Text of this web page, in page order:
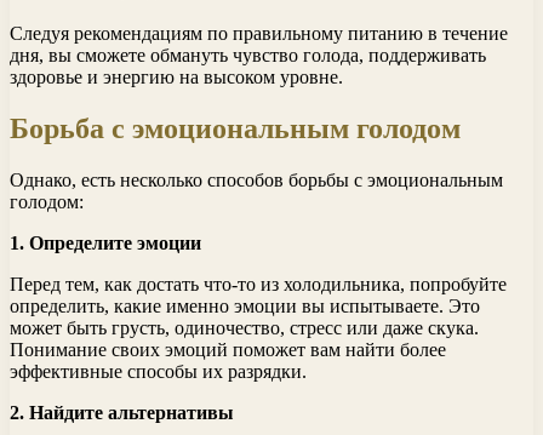
Следуя рекомендациям по правильному питанию в течение
дня, вы сможете обмануть чувство голода, поддерживать
здоровье и энергию на высоком уровне.
Борьба с эмоциональным голодом
Однако, есть несколько способов борьбы с эмоциональным
голодом:
1. Определите эмоции
Перед тем, как достать что-то из холодильника, попробуйте
определить, какие именно эмоции вы испытываете. Это
может быть грусть, одиночество, стресс или даже скука.
Понимание своих эмоций поможет вам найти более
эффективные способы их разрядки.
2. Найдите альтернативы